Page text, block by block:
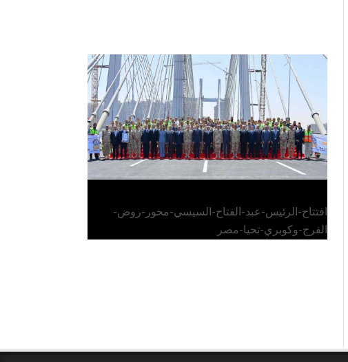
الرئيس عبد الفتاح السيسي يفتتح محور روض
الفرج وكوبري تحيا مصر
افتتاح-الرئيس-عبد-الفتاح-السيسي-محور-روض-
الفرج-وكوبري-تحيا-مصر